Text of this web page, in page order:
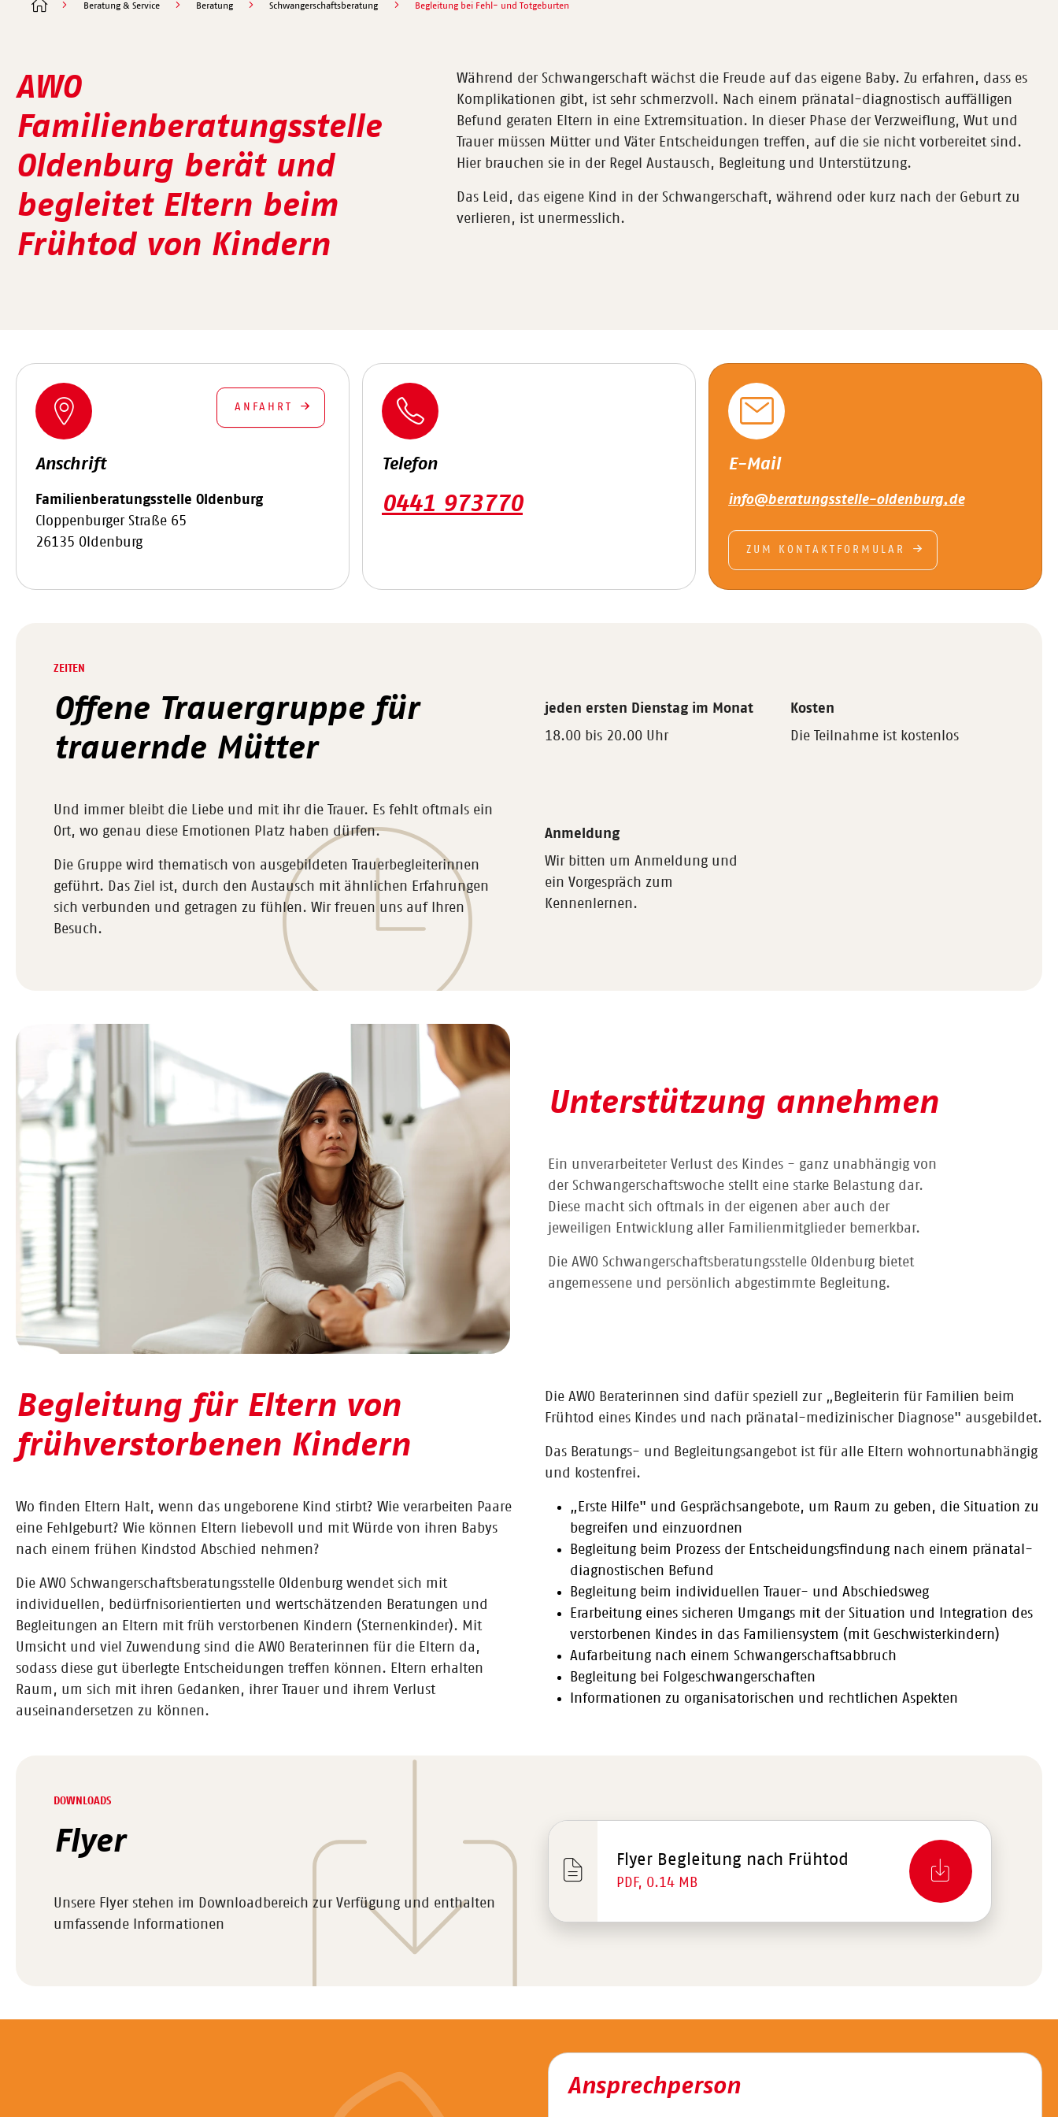
Beratung & Service Beratung Schwangerschaftsberatung Begleitung bei Fehl- und Totgeburten
AWO
Familienberatungsstelle
Oldenburg berät und
begleitet Eltern beim
Frühtod von Kindern
Während der Schwangerschaft wächst die Freude auf das eigene Baby. Zu erfahren, dass es
Komplikationen gibt, ist sehr schmerzvoll. Nach einem pränatal-diagnostisch auffälligen
Befund geraten Eltern in eine Extremsituation. In dieser Phase der Verzweiflung, Wut und
Trauer müssen Mütter und Väter Entscheidungen treffen, auf die sie nicht vorbereitet sind.
Hier brauchen sie in der Regel Austausch, Begleitung und Unterstützung.
Das Leid, das eigene Kind in der Schwangerschaft, während oder kurz nach der Geburt zu
verlieren, ist unermesslich.
Anschrift
Familienberatungsstelle Oldenburg
Cloppenburger Straße 65
26135 Oldenburg
ANFAHRT
Telefon
0441 973770
E-Mail
info@beratungsstelle-oldenburg.de
ZUM KONTAKTFORMULAR
ZEITEN
Offene Trauergruppe für
trauernde Mütter
Und immer bleibt die Liebe und mit ihr die Trauer. Es fehlt oftmals ein
Ort, wo genau diese Emotionen Platz haben dürfen.
Die Gruppe wird thematisch von ausgebildeten Trauerbegleiterinnen
geführt. Das Ziel ist, durch den Austausch mit ähnlichen Erfahrungen
sich verbunden und getragen zu fühlen. Wir freuen uns auf Ihren
Besuch.
jeden ersten Dienstag im Monat
18.00 bis 20.00 Uhr
Kosten
Die Teilnahme ist kostenlos
Anmeldung
Wir bitten um Anmeldung und
ein Vorgespräch zum
Kennenlernen.
Unterstützung annehmen
Ein unverarbeiteter Verlust des Kindes - ganz unabhängig von
der Schwangerschaftswoche stellt eine starke Belastung dar.
Diese macht sich oftmals in der eigenen aber auch der
jeweiligen Entwicklung aller Familienmitglieder bemerkbar.
Die AWO Schwangerschaftsberatungsstelle Oldenburg bietet
angemessene und persönlich abgestimmte Begleitung.
Begleitung für Eltern von
frühverstorbenen Kindern
Wo finden Eltern Halt, wenn das ungeborene Kind stirbt? Wie verarbeiten Paare
eine Fehlgeburt? Wie können Eltern liebevoll und mit Würde von ihren Babys
nach einem frühen Kindstod Abschied nehmen?
Die AWO Schwangerschaftsberatungsstelle Oldenburg wendet sich mit
individuellen, bedürfnisorientierten und wertschätzenden Beratungen und
Begleitungen an Eltern mit früh verstorbenen Kindern (Sternenkinder). Mit
Umsicht und viel Zuwendung sind die AWO Beraterinnen für die Eltern da,
sodass diese gut überlegte Entscheidungen treffen können. Eltern erhalten
Raum, um sich mit ihren Gedanken, ihrer Trauer und ihrem Verlust
auseinandersetzen zu können.
Die AWO Beraterinnen sind dafür speziell zur „Begleiterin für Familien beim
Frühtod eines Kindes und nach pränatal-medizinischer Diagnose" ausgebildet.
Das Beratungs- und Begleitungsangebot ist für alle Eltern wohnortunabhängig
und kostenfrei.
„Erste Hilfe" und Gesprächsangebote, um Raum zu geben, die Situation zu
begreifen und einzuordnen
Begleitung beim Prozess der Entscheidungsfindung nach einem pränatal-
diagnostischen Befund
Begleitung beim individuellen Trauer- und Abschiedsweg
Erarbeitung eines sicheren Umgangs mit der Situation und Integration des
verstorbenen Kindes in das Familiensystem (mit Geschwisterkindern)
Aufarbeitung nach einem Schwangerschaftsabbruch
Begleitung bei Folgeschwangerschaften
Informationen zu organisatorischen und rechtlichen Aspekten
DOWNLOADS
Flyer
Unsere Flyer stehen im Downloadbereich zur Verfügung und enthalten
umfassende Informationen
Flyer Begleitung nach Frühtod
PDF, 0.14 MB
Ansprechperson